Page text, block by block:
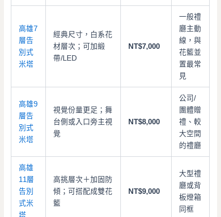
高雄7
層告
別式
米塔
經典尺寸，白系花
材層次；可加緞
帶/LED
NT$7,000
一般禮
廳主動
線，與
花籃並
置最常
見
高雄9
層告
別式
米塔
視覺份量更足；舞
台側或入口旁主視
覺
NT$8,000
公司/
團體贈
禮、較
大空間
的禮廳
高雄
11層
告別
式米
塔
高挑層次＋加固防
傾；可搭配成雙花
籃
NT$9,000
大型禮
廳或背
板燈箱
同框